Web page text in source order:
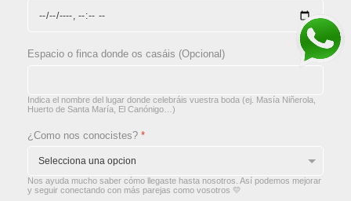
Espacio o finca donde os casáis (Opcional)
Indica el nombre del lugar donde celebráis vuestra boda (ej. Masía Niñerola,
Huerto de Santa María, El Canónigo…)
¿Como nos conocistes? *
Nos ayuda mucho saber cómo llegaste hasta nosotros. Así podemos mejorar
y seguir conectando con más parejas como vosotros 💛